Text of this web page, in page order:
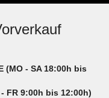
(MO - SA 18:00h bis
FR 9:00h bis 12:00h)